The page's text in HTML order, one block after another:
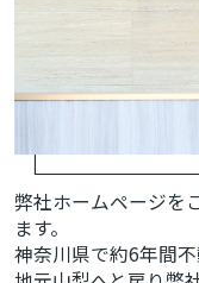
弊社ホームページを
ます。
神奈川県で約6年間